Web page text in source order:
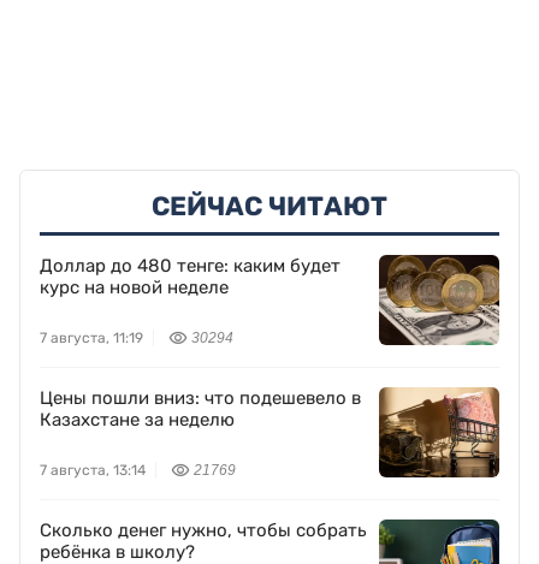
СЕЙЧАС ЧИТАЮТ
Доллар до 480 тенге: каким будет
курс на новой неделе
7 августа, 11:19 30294
Цены пошли вниз: что подешевело в
Казахстане за неделю
7 августа, 13:14 21769
Сколько денег нужно, чтобы собрать
ребёнка в школу?